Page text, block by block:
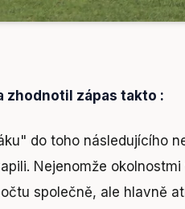
zhodnotil zápas takto :
do toho následujícího
Nejenomže
společně, ale hlavně